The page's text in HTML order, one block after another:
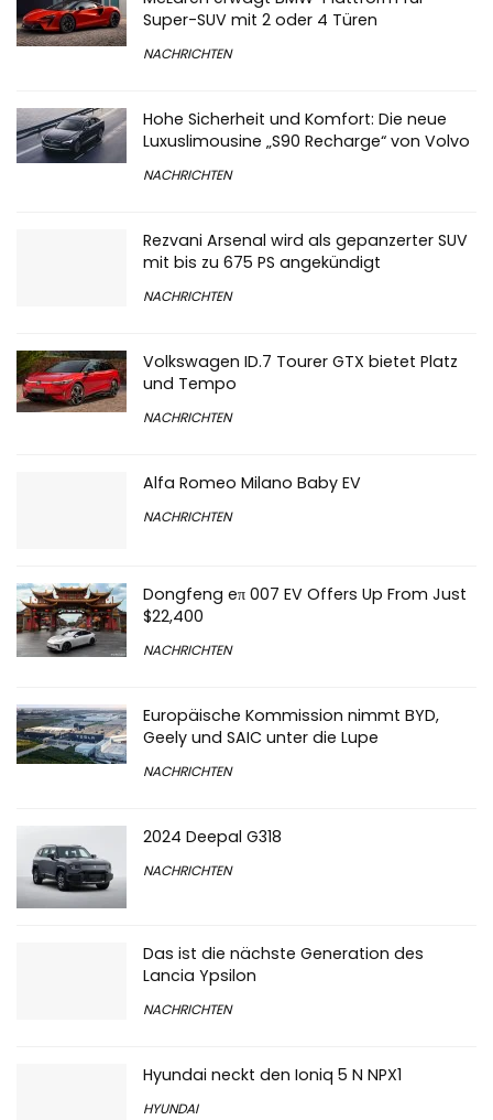
McLaren erwägt BMW-Plattform für
Super-SUV mit 2 oder 4 Türen
Hohe Sicherheit und Komfort: Die neue
Luxuslimousine „S90 Recharge“ von Volvo
Rezvani Arsenal wird als gepanzerter SUV
mit bis zu 675 PS angekündigt
Volkswagen ID.7 Tourer GTX bietet Platz
und Tempo
Alfa Romeo Milano Baby EV
Dongfeng eπ 007 EV Offers Up From Just
$22,400
Europäische Kommission nimmt BYD,
Geely und SAIC unter die Lupe
2024 Deepal G318
Das ist die nächste Generation des
Lancia Ypsilon
Hyundai neckt den Ioniq 5 N NPX1